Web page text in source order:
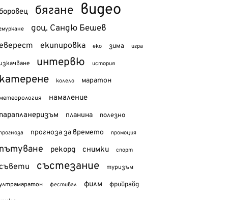
бягане видео
доц. Сандю Бешев
екипировка еко зима игра
интервю история
колело маратон
намаление
планина полезно
прогноза за времето промоция
рекорд снимки спорт
състезание туризъм
фестивал филм фрийрайд